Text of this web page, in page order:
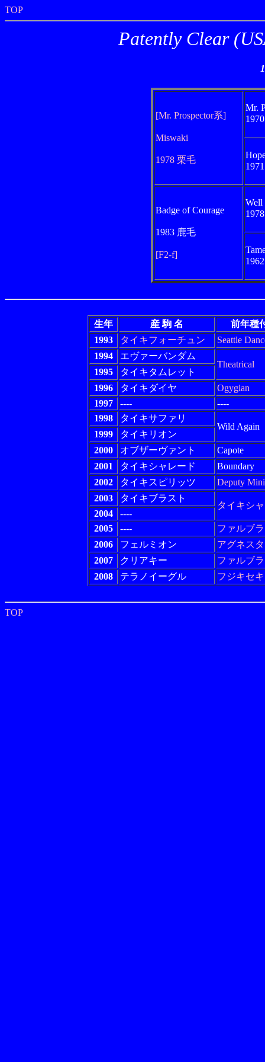
TOP
Patently Clear
[Mr. Prospector系]
Miswaki
1978 栗毛
Mr.
Badge of Courage
1983 鹿毛
[F2-f]
Well
生年 産 駒 名
前年種
1993
タイキフォーチュン
Seattle
1994
エヴァーバンダム
Theatrical
1995
タイキタムレット
1996
タイキダイヤ
Ogygian
1997
----
----
1998
タイキサファリ
Wild Again
1999
タイキリオン
2000
オブザーヴァント
Capote
2001
タイキシャレード
Boundary
2002
タイキスピリッツ
Deputy
2003
タイキブラスト
タイキシ
2004
----
2005
----
ファルブ
2006
フェルミオン
アグネス
2007
クリアキー
ファルブ
2008
テラノイーグル フジキセキ
TOP